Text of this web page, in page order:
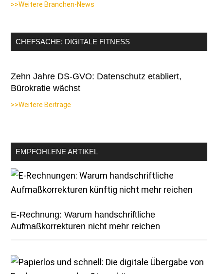
>>Weitere Branchen-News
CHEFSACHE: DIGITALE FITNESS
Zehn Jahre DS-GVO: Datenschutz etabliert,
Bürokratie wächst
>>Weitere Beiträge
EMPFOHLENE ARTIKEL
E-Rechnung: Warum handschriftliche
Aufmaßkorrekturen nicht mehr reichen